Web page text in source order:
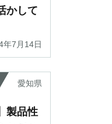
かして
年7月14日
愛知県
製品性